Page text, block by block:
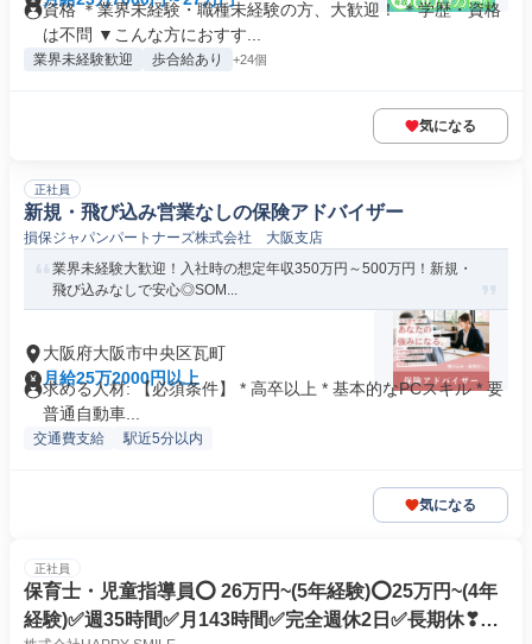
資格 ＊業界未経験・職種未経験の方、大歓迎！ ＊学歴・資格
は不問 ▼こんな方におすす...
業界未経験歓迎 歩合給あり +24個
気になる
正社員
新規・飛び込み営業なしの保険アドバイザー
損保ジャパンパートナーズ株式会社 大阪支店
業界未経験大歓迎！入社時の想定年収350万円～500万円！新規・
飛び込みなしで安心◎SOM...
大阪府大阪市中央区瓦町
月給25万2000円以上
求める人材: 【必須条件】 * 高卒以上 * 基本的なPCスキル * 要
普通自動車...
交通費支給 駅近5分以内
気になる
正社員
保育士・児童指導員⭕ 26万円~(5年経験)⭕25万円~(4年
経験)✅週35時間✅月143時間✅完全週休2日✅長期休❣G